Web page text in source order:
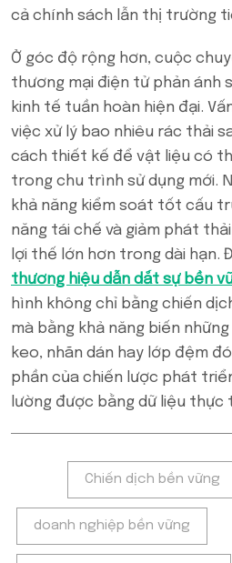
cả chính sách lẫn thị trường
Ở góc độ rộng hơn, cuộc
thương mại điện tử phản ánh
kinh tế tuần hoàn hiện đại.
việc xử lý bao nhiêu rác thải
cách thiết kế để vật liệu có
trong chu trình sử dụng mới.
khả năng kiểm soát tốt cấu
năng tái chế và giảm phát
lợi thế lớn hơn trong dài hạn.
thương hiệu dẫn dắt sự bền
hình không chỉ bằng chiến
mà bằng khả năng biến
keo, nhãn dán hay lớp đệm
phần của chiến lược phát
lường được bằng dữ liệu thực
Chiến dịch bền vững
doanh nghiệp bền vững